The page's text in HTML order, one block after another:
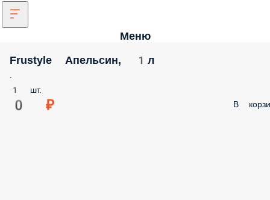
Меню
Frustyle Апельсин, 1л
.
1 шт.
0 ₽ В